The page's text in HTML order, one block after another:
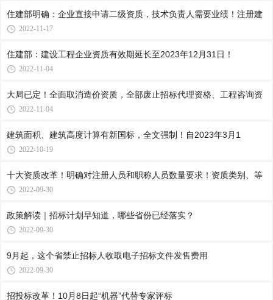
住建部明确：企业直接申请二级资质，技术负责人需要业绩！注册建
2022-11-17
住建部：建设工程企业资质有效期延长至2023年12月31日！
2022-11-04
大局已定！全面取消造价资质，全部废止招标代理资格、工程咨询资
2022-11-04
建筑面积、建筑高度计算有新国标，全文强制！自2023年3月1
2022-10-19
十大资质改革！明确对注册人员和职称人员数量要求！资质类别、等
2022-09-30
政策解读｜招标计划早知道，哪些省份已经落实？
2022-09-30
9月起，这个省禁止招标人收取电子招标文件发售费用
2022-09-30
招投标改革！10月8日起“机器”代替专家评标